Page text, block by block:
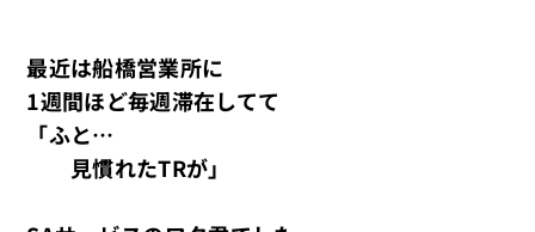
最近は船橋営業所に
1週間ほど毎週滞在してて
「ふと…
見慣れたTRが」